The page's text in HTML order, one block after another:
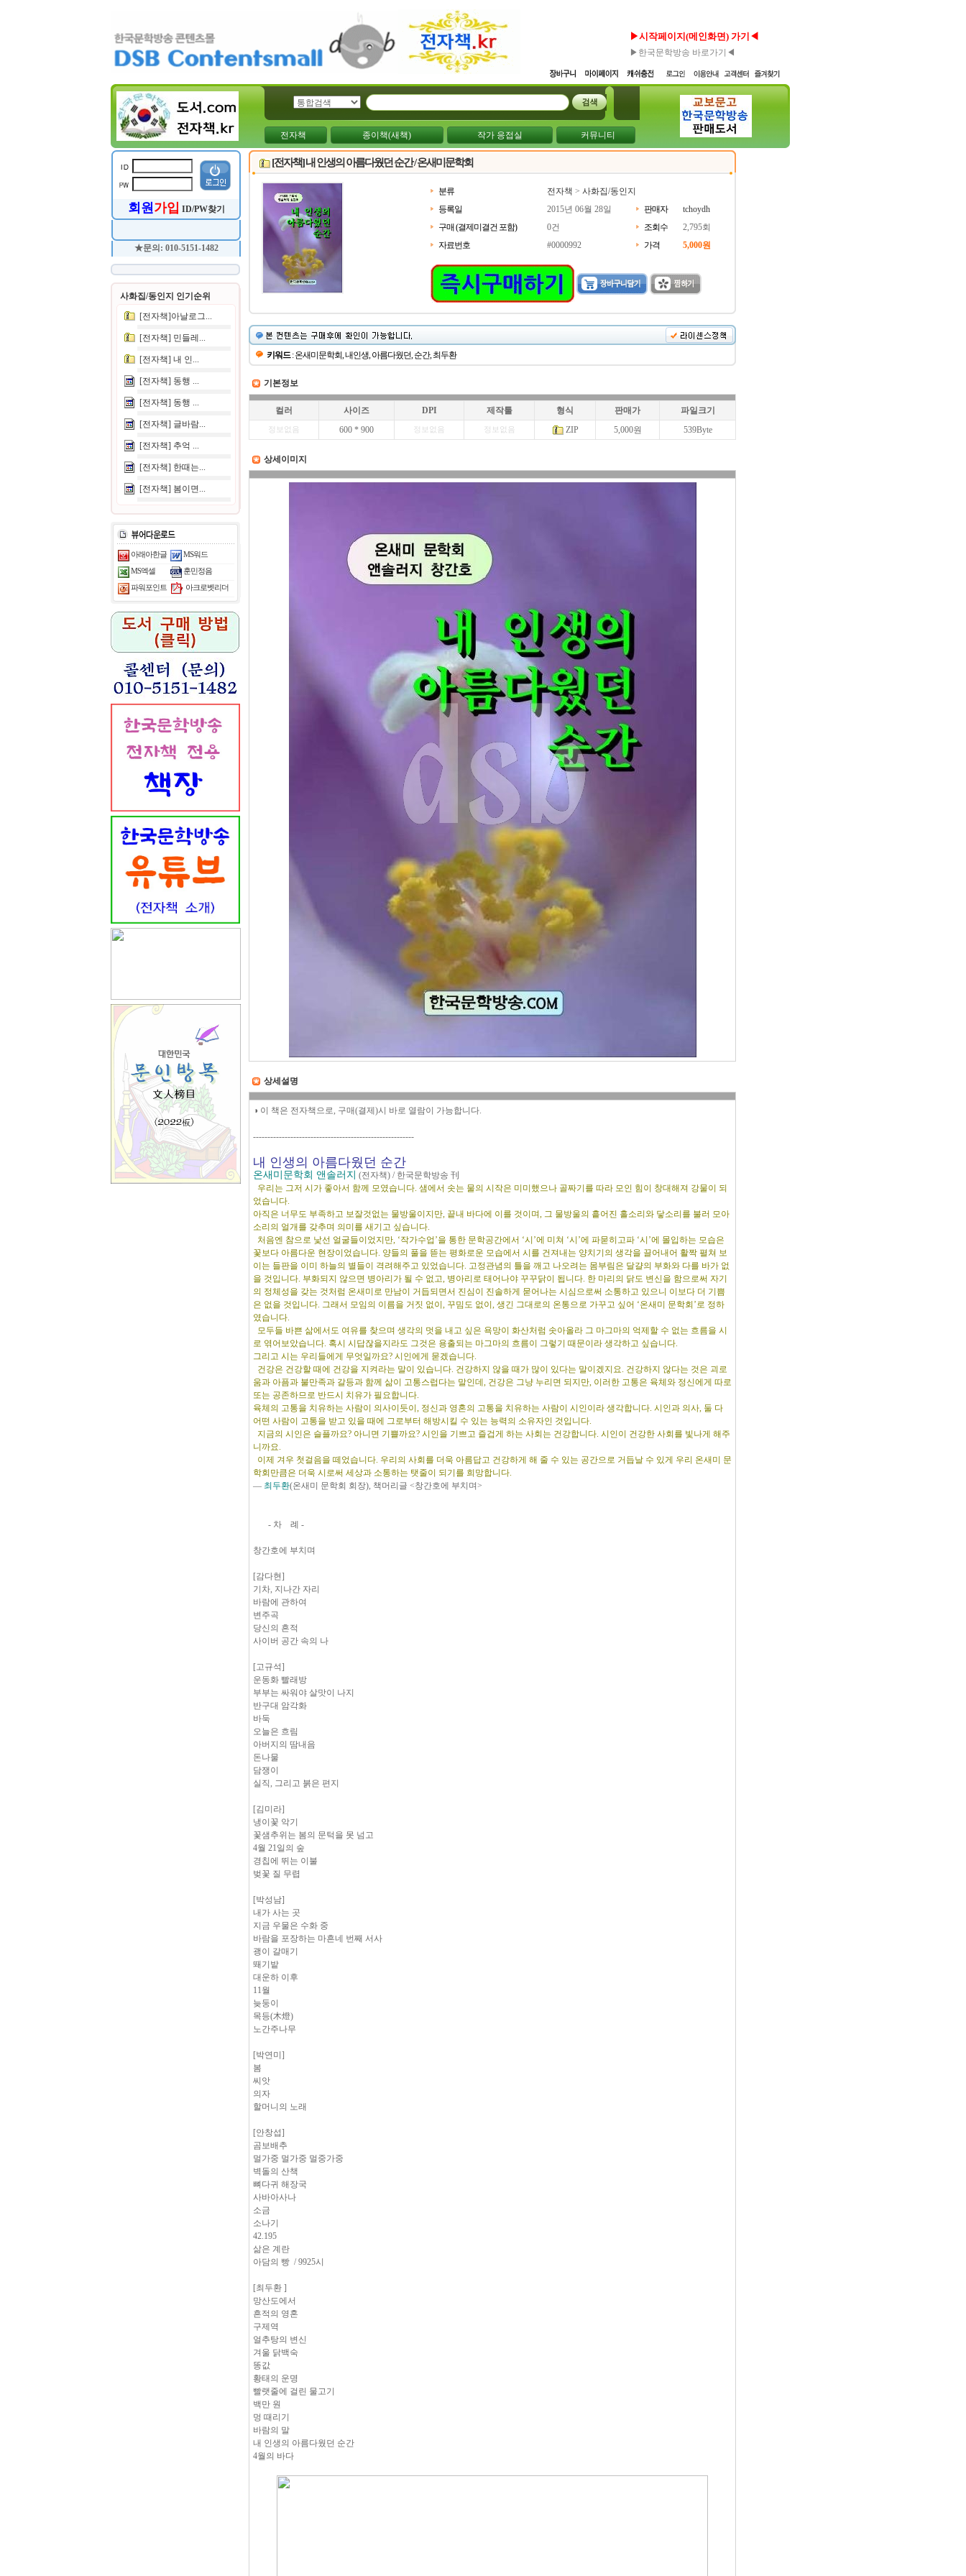
▶시작페이지(메인화면) 가기◀
▶한국문학방송 바로가기◀
전자책 종이책(새책) 작가 응접실 커뮤니티
회원가입 ID/PW찾기
★문의: 010-5151-1482
사화집/동인지 인기순위
[전자책]아날로그...
[전자책] 민들레...
[전자책] 내 인...
[전자책] 동행 ...
[전자책] 동행 ...
[전자책] 글바람...
[전자책] 추억 ...
[전자책] 한때는...
[전자책] 봄이면...
아래아한글 MS워드
MS엑셀 훈민정음
파워포인트 아크로벳리더
[전자책] 내 인생의 아름다웠던 순간 / 온새미문학회
분류 전자책 > 사화집/동인지
등록일
2015년 06월 28일 판매자
tchoydh
구매 (결제미결건 포함)
0건 조회수
2,795회
자료번호
#0000992 가격 5,000원
키워드: 온새미문학회, 내인생, 아름다웠던, 순간, 최두환
기본정보
컬러 사이즈 DPI 제작툴 형식 판매가 파일크기
정보없음 600 * 900 정보없음 정보없음 ZIP 5,000원 539Byte
상세이미지
상세설명
◑ 이 책은 전자책으로, 구매(결제)시 바로 열람이 가능합니다.
--------------------------------------------------------
내 인생의 아름다웠던 순간
온새미문학회 앤솔러지 (전자책) / 한국문학방송 刊
우리는 그저 시가 좋아서 함께 모였습니다. 샘에서 솟는 물의 시작은 미미했으나 골짜기를 따라 모인 힘이 창대해져 강물이 되
었습니다.
아직은 너무도 부족하고 보잘것없는 물방울이지만, 끝내 바다에 이를 것이며, 그 물방울의 흩어진 홀소리와 닿소리를 불러 모아
소리의 얼개를 갖추며 의미를 새기고 싶습니다.
처음엔 참으로 낯선 얼굴들이었지만, ‘작가수업’을 통한 문학공간에서 ‘시’에 미쳐 ‘시’에 파묻히고파 ‘시’에 몰입하는 모습은
꽃보다 아름다운 현장이었습니다. 양들의 풀을 뜯는 평화로운 모습에서 시를 건져내는 양치기의 생각을 끌어내어 활짝 펼쳐 보
이는 들판을 이미 하늘의 별들이 격려해주고 있었습니다. 고정관념의 틀을 깨고 나오려는 몸부림은 달걀의 부화와 다를 바가 없
을 것입니다. 부화되지 않으면 병아리가 될 수 없고, 병아리로 태어나야 꾸꾸닭이 됩니다. 한 마리의 닭도 변신을 함으로써 자기
의 정체성을 갖는 것처럼 온새미로 만남이 거듭되면서 진심이 진솔하게 묻어나는 시심으로써 소통하고 있으니 이보다 더 기쁨
은 없을 것입니다. 그래서 모임의 이름을 거짓 없이, 꾸밈도 없이, 생긴 그대로의 온통으로 가꾸고 싶어 ‘온새미 문학회’로 정하
였습니다.
모두들 바쁜 삶에서도 여유를 찾으며 생각의 멋을 내고 싶은 욕망이 화산처럼 솟아올라 그 마그마의 억제할 수 없는 흐름을 시
로 엮어보았습니다. 혹시 시답잖을지라도 그것은 용출되는 마그마의 흐름이 그렇기 때문이라 생각하고 싶습니다.
그리고 시는 우리들에게 무엇일까요? 시인에게 묻겠습니다.
건강은 건강할 때에 건강을 지켜라는 말이 있습니다. 건강하지 않을 때가 많이 있다는 말이겠지요. 건강하지 않다는 것은 괴로
움과 아픔과 불만족과 갈등과 함께 삶이 고통스럽다는 말인데, 건강은 그냥 누리면 되지만, 이러한 고통은 육체와 정신에게 따로
또는 공존하므로 반드시 치유가 필요합니다.
육체의 고통을 치유하는 사람이 의사이듯이, 정신과 영혼의 고통을 치유하는 사람이 시인이라 생각합니다. 시인과 의사, 둘 다
어떤 사람이 고통을 받고 있을 때에 그로부터 해방시킬 수 있는 능력의 소유자인 것입니다.
지금의 시인은 슬플까요? 아니면 기쁠까요? 시인을 기쁘고 즐겁게 하는 사회는 건강합니다. 시인이 건강한 사회를 빛나게 해주
니까요.
이제 겨우 첫걸음을 떼었습니다. 우리의 사회를 더욱 아름답고 건강하게 해 줄 수 있는 공간으로 거듭날 수 있게 우리 온새미 문
학회만큼은 더욱 시로써 세상과 소통하는 탯줄이 되기를 희망합니다.
― 최두환(온새미 문학회 회장), 책머리글 <창간호에 부치며>
- 차 례 -
창간호에 부치며
[감다현]
기차, 지나간 자리
바람에 관하여
변주곡
당신의 흔적
사이버 공간 속의 나
[고규석]
운동화 빨래방
부부는 싸워야 살맛이 나지
반구대 암각화
바둑
오늘은 흐림
아버지의 땀내음
돈나물
담쟁이
실직, 그리고 붉은 편지
[김미라]
냉이꽃 악기
꽃샘추위는 봄의 문턱을 못 넘고
4월 21일의 숲
경칩에 뛰는 이불
벚꽃 질 무렵
[박성남]
내가 사는 곳
지금 우물은 수화 중
바람을 포장하는 마흔네 번째 서사
괭이 갈매기
뙈기밭
대운하 이후
11월
늦둥이
목등(木燈)
노간주나무
[박연미]
봄
씨앗
의자
할머니의 노래
[안창섭]
곰보배추
멀가중 멀가중 멀중가중
벽돌의 산책
뼈다귀 해장국
사바아사나
소금
소나기
42.195
삶은 계란
아담의 빵 / 9925시
[최두환 ]
망산도에서
흔적의 영혼
구제역
얼추탕의 변신
겨울 닭백숙
똥값
황태의 운명
빨랫줄에 걸린 물고기
백만 원
멍 때리기
바람의 말
내 인생의 아름다웠던 순간
4월의 바다